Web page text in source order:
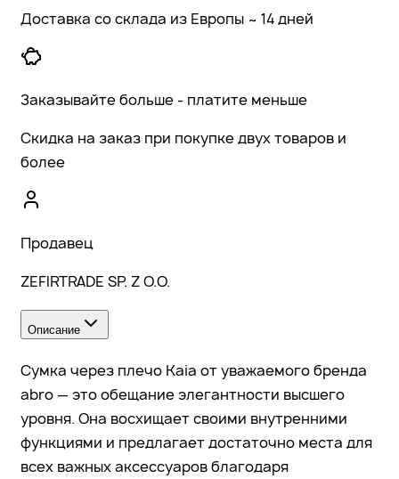
Доставка со склада из Европы ~ 14 дней
Заказывайте больше - платите меньше
Скидка на заказ при покупке двух товаров и
более
Продавец
ZEFIRTRADE SP. Z O.O.
Описание
Сумка через плечо Kaia от уважаемого бренда
abro — это обещание элегантности высшего
уровня. Она восхищает своими внутренними
функциями и предлагает достаточно места для
всех важных аксессуаров благодаря